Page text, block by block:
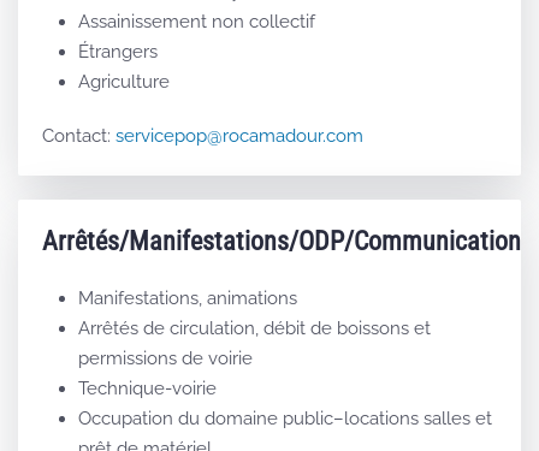
Assainissement non collectif
Étrangers
Agriculture
Contact: servicepop@rocamadour.com
Arrêtés/Manifestations/ODP/Communication
Manifestations, animations
Arrêtés de circulation, débit de boissons et
permissions de voirie
Technique-voirie
Occupation du domaine public–locations salles et